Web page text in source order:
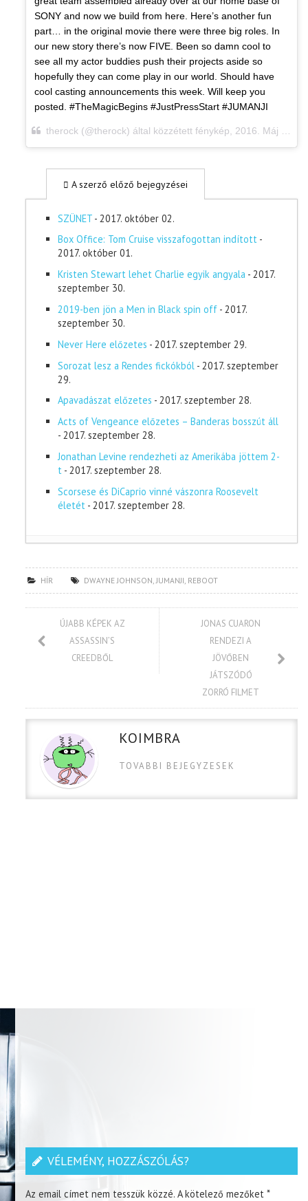
SONY and now we build from here. Here’s another fun
part… in the original movie there were three big roles. In
our new story there’s now FIVE. Been so damn cool to
see all my actor buddies push their projects aside so
hopefully they can come play in our world. Should have
cool casting announcements this week. Will keep you
posted. #TheMagicBegins #JustPressStart #JUMANJI
therock (@therock) által közzétett fénykép, 2016. Máj 9., 10:23 PDT
A szerző előző bejegyzései
SZÜNET - 2017. október 02.
Box Office: Tom Cruise visszafogottan indított -
2017. október 01.
Kristen Stewart lehet Charlie egyik angyala - 2017.
szeptember 30.
2019-ben jön a Men in Black spin off - 2017.
szeptember 30.
Never Here előzetes - 2017. szeptember 29.
Sorozat lesz a Rendes fickókból - 2017. szeptember
29.
Apavadászat előzetes - 2017. szeptember 28.
Acts of Vengeance előzetes – Banderas bosszút áll
- 2017. szeptember 28.
Jonathan Levine rendezheti az Amerikába jöttem 2-
t - 2017. szeptember 28.
Scorsese és DiCaprio vinné vászonra Roosevelt
életét - 2017. szeptember 28.
HÍR DWAYNE JOHNSON JUMANJI REBOOT
ÚJABB KÉPEK AZ
ASSASSIN’S
CREEDBŐL
JONAS CUARON
RENDEZI A
JÖVŐBEN
JÁTSZÓDÓ
ZORRÓ FILMET
KOIMBRA
TOVABBI BEJEGYZESEK
VÉLEMÉNY, HOZZÁSZÓLÁS?
Az email címet nem tesszük közzé. A kötelező mezőket*